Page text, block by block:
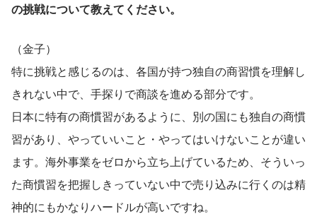
の挑戦について教えてください。
（金子）
特に挑戦と感じるのは、各国が持つ独自の商習慣を理解し
きれない中で、手探りで商談を進める部分です。
日本に特有の商慣習があるように、別の国にも独自の商慣
習があり、やっていいこと・やってはいけないことが違い
ます。海外事業をゼロから立ち上げているため、そういっ
た商慣習を把握しきっていない中で売り込みに行くのは精
神的にもかなりハードルが高いですね。